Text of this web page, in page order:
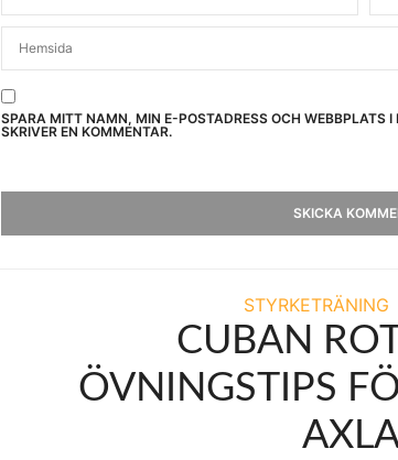
SPARA MITT NAMN, MIN E-POSTADRESS OCH WEBBPLATS
SKRIVER EN KOMMENTAR.
STYRKETRÄNING
CUBAN
ÖVNINGSTIPS